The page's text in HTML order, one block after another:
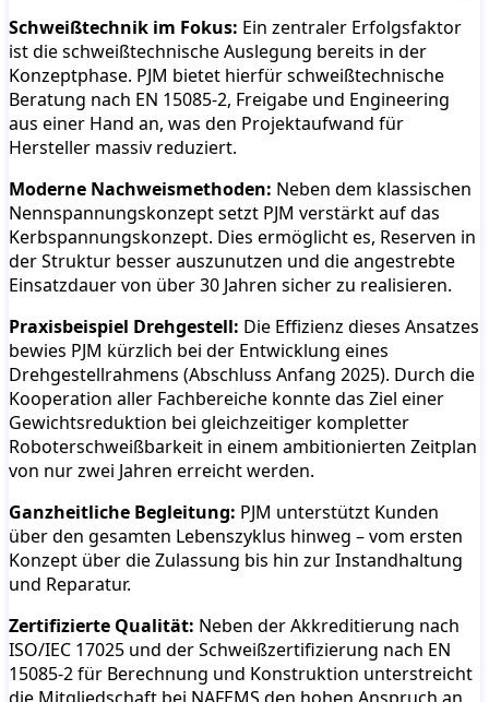
Schweißtechnik im Fokus: Ein zentraler Erfolgsfaktor
ist die schweißtechnische Auslegung bereits in der
Konzeptphase. PJM bietet hierfür schweißtechnische
Beratung nach EN 15085-2, Freigabe und Engineering
aus einer Hand an, was den Projektaufwand für
Hersteller massiv reduziert.
Moderne Nachweismethoden: Neben dem klassischen
Nennspannungskonzept setzt PJM verstärkt auf das
Kerbspannungskonzept. Dies ermöglicht es, Reserven in
der Struktur besser auszunutzen und die angestrebte
Einsatzdauer von über 30 Jahren sicher zu realisieren.
Praxisbeispiel Drehgestell: Die Effizienz dieses Ansatzes
bewies PJM kürzlich bei der Entwicklung eines
Drehgestellrahmens (Abschluss Anfang 2025). Durch die
Kooperation aller Fachbereiche konnte das Ziel einer
Gewichtsreduktion bei gleichzeitiger kompletter
Roboterschweißbarkeit in einem ambitionierten Zeitplan
von nur zwei Jahren erreicht werden.
Ganzheitliche Begleitung: PJM unterstützt Kunden
über den gesamten Lebenszyklus hinweg – vom ersten
Konzept über die Zulassung bis hin zur Instandhaltung
und Reparatur.
Zertifizierte Qualität: Neben der Akkreditierung nach
ISO/IEC 17025 und der Schweißzertifizierung nach EN
15085-2 für Berechnung und Konstruktion unterstreicht